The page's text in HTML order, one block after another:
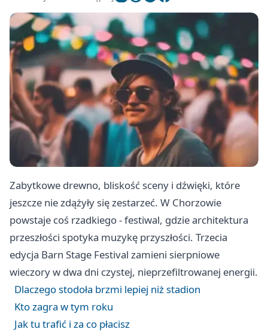
Zabytkowe drewno, bliskość sceny i dźwięki, które
jeszcze nie zdążyły się zestarzeć. W Chorzowie
powstaje coś rzadkiego - festiwal, gdzie architektura
przeszłości spotyka muzykę przyszłości. Trzecia
edycja Barn Stage Festival zamieni sierpniowe
wieczory w dwa dni czystej, nieprzefiltrowanej energii.
Dlaczego stodoła brzmi lepiej niż stadion
Kto zagra w tym roku
Jak tu trafić i za co płacisz